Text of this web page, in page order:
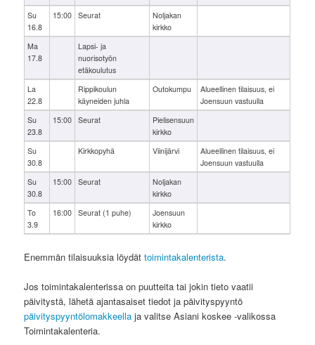
Su
16.8
15:00 Seurat
Noljakan
kirkko
Ma
17.8
Lapsi- ja
nuorisotyön
etäkoulutus
La
22.8
Rippikoulun
käyneiden juhla
Outokumpu
Alueellinen tilaisuus, ei
Joensuun vastuulla
Su
23.8
15:00 Seurat
Pielisensuun
kirkko
Su
30.8
Kirkkopyhä Viinijärvi
Alueellinen tilaisuus, ei
Joensuun vastuulla
Su
30.8
15:00 Seurat
Noljakan
kirkko
To
3.9
16:00 Seurat (1 puhe)
Joensuun
kirkko
Enemmän tilaisuuksia löydättoimintakalenterista.
Jos toimintakalenterissa on puutteita tai jokin tieto vaatii
päivitystä, lähetä ajantasaiset tiedot ja päivityspyyntö
päivityspyyntölomakkeella ja valitse Asiani koskee -valikossa
Toimintakalenteria.